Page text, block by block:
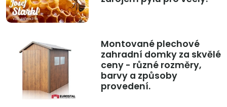
Montované plechové
zahradní domky za skvělé
ceny - různé rozměry,
barvy a způsoby
provedení.